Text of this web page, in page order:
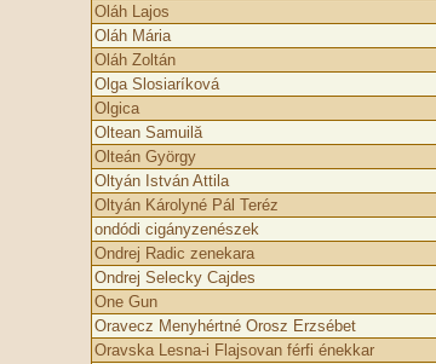
Oláh Lajos
Oláh Mária
Oláh Zoltán
Olga Slosiaríková
Olgica
Oltean Samuilă
Olteán György
Oltyán István Attila
Oltyán Károlyné Pál Teréz
ondódi cigányzenészek
Ondrej Radic zenekara
Ondrej Selecky Cajdes
One Gun
Oravecz Menyhértné Orosz Erzsébet
Oravska Lesna-i Fl­ajsovan férfi énekkar